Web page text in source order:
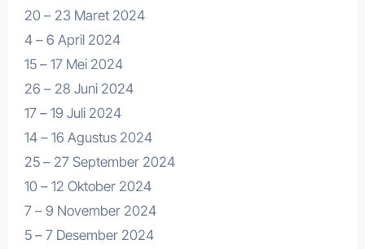
20 – 23 Maret 2024
4 – 6 April 2024
15 – 17 Mei 2024
26 – 28 Juni 2024
17 – 19 Juli 2024
14 – 16 Agustus 2024
25 – 27 September 2024
10 – 12 Oktober 2024
7 – 9 November 2024
5 – 7 Desember 2024